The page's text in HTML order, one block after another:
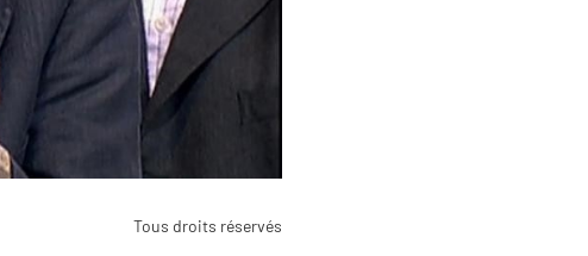
Tous droits réservés